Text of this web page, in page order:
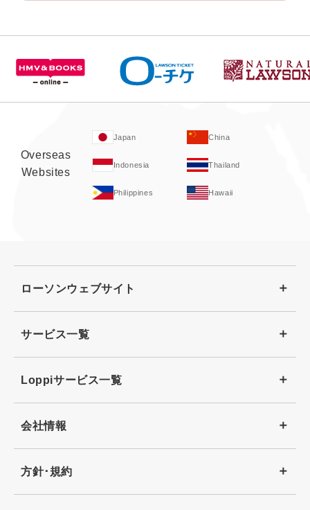
Overseas
Websites
Japan China
Indonesia Thailand
Philippines Hawaii
ローソンウェブサイト
サービス一覧
Loppiサービス一覧
会社情報
方針･規約